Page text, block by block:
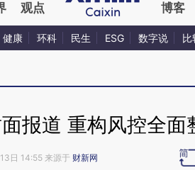
观点 博客
健康 环科 民生 ESG 数字说 比
报道 重构风控全面
日 14:55 来源于 财新网